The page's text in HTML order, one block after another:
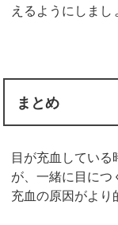
えるようにしまし
まとめ
目が充血してい
が、一緒に目につ
充血の原因がより